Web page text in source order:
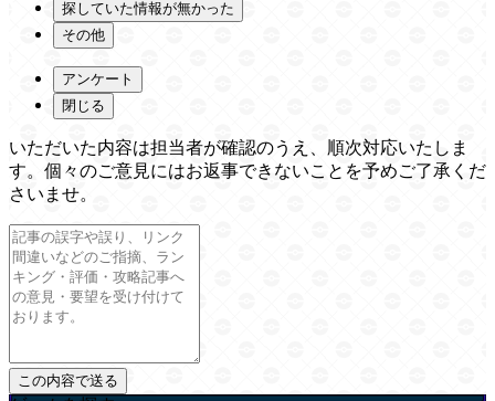
探していた情報が無かった
その他
アンケート
閉じる
いただいた内容は担当者が確認のうえ、順次対応いたしま
す。個々のご意見にはお返事できないことを予めご了承くだ
さいませ。